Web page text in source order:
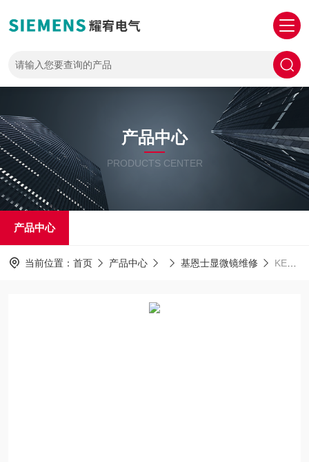
产品中心
PRODUCTS CENTER
产品中心
当前位置： 首页 产品中心 基恩士显微镜维修 KEYENCE包修好维修基恩士显微镜VHX-1000开机进不去系统